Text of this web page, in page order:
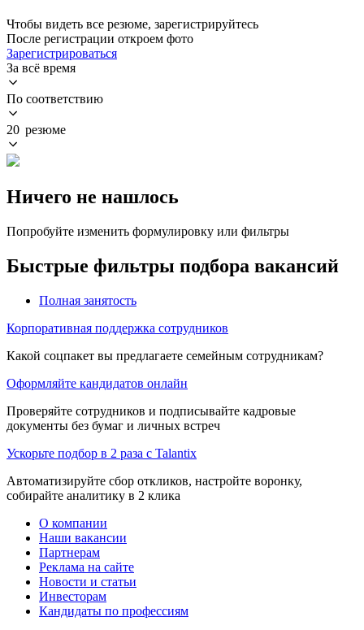
Чтобы видеть все резюме, зарегистрируйтесь
После регистрации откроем фото
Зарегистрироваться
За всё время
По соответствию
20 резюме
Ничего не нашлось
Попробуйте изменить формулировку или фильтры
Быстрые фильтры подбора вакансий
Полная занятость
Корпоративная поддержка сотрудников
Какой соцпакет вы предлагаете семейным сотрудникам?
Оформляйте кандидатов онлайн
Проверяйте сотрудников и подписывайте кадровые
документы без бумаг и личных встреч
Ускорьте подбор в 2 раза с Talantix
Автоматизируйте сбор откликов, настройте воронку,
собирайте аналитику в 2 клика
О компании
Наши вакансии
Партнерам
Реклама на сайте
Новости и статьи
Инвесторам
Кандидаты по профессиям